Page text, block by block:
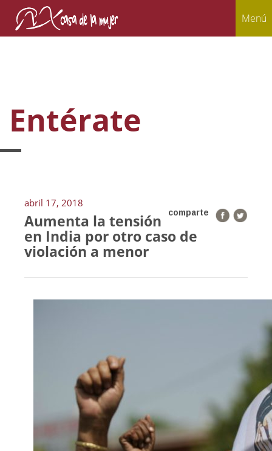
Menú
Entérate
abril 17, 2018
comparte
Aumenta la tensión
en India por otro caso de
violación a menor